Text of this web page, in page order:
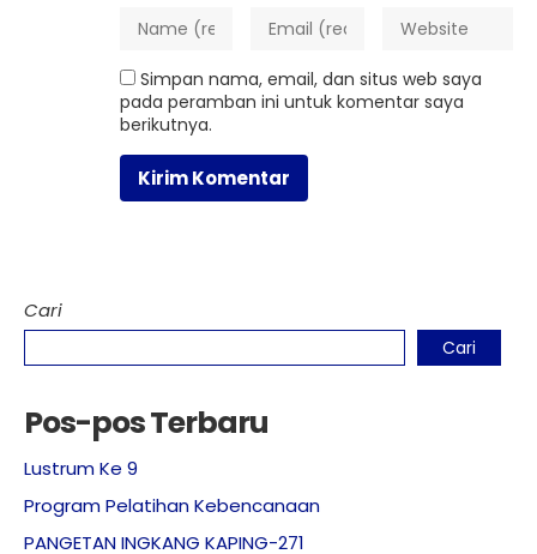
Simpan nama, email, dan situs web saya
pada peramban ini untuk komentar saya
berikutnya.
Cari
Cari
Pos-pos Terbaru
Lustrum Ke 9
Program Pelatihan Kebencanaan
PANGETAN INGKANG KAPING-271